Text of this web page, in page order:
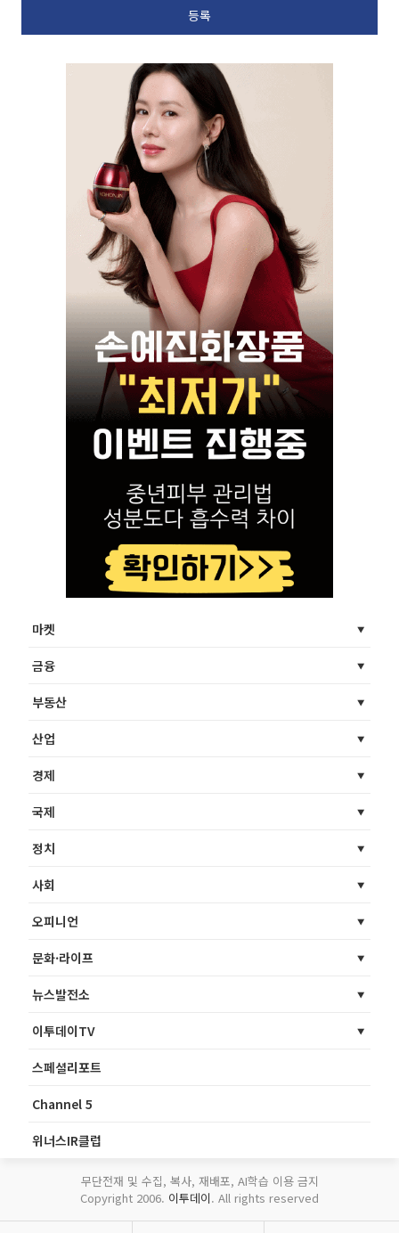
마켓
금융
부동산
산업
경제
국제
정치
사회
오피니언
문화·라이프
뉴스발전소
이투데이TV
스페셜리포트
Channel 5
위너스IR클럽
무단전재 및 수집, 복사, 재배포, AI학습 이용 금지
Copyright 2006. 이투데이. All rights reserved